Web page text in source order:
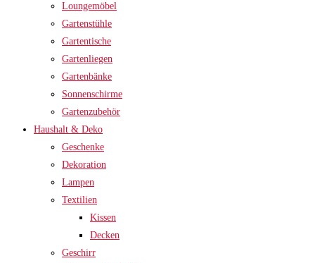
Loungemöbel
Gartenstühle
Gartentische
Gartenliegen
Gartenbänke
Sonnenschirme
Gartenzubehör
Haushalt & Deko
Geschenke
Dekoration
Lampen
Textilien
Kissen
Decken
Geschirr